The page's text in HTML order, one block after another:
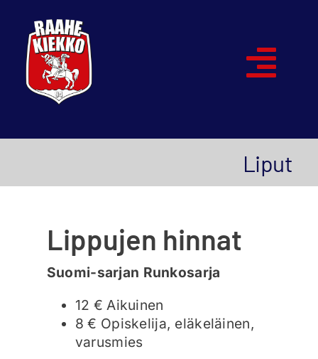
content
Kumppanit
Ajankohtaista
Liput
Lippujen hinnat
Suomi-sarjan Runkosarja
12 € Aikuinen
8 € Opiskelija, eläkeläinen,
varusmies